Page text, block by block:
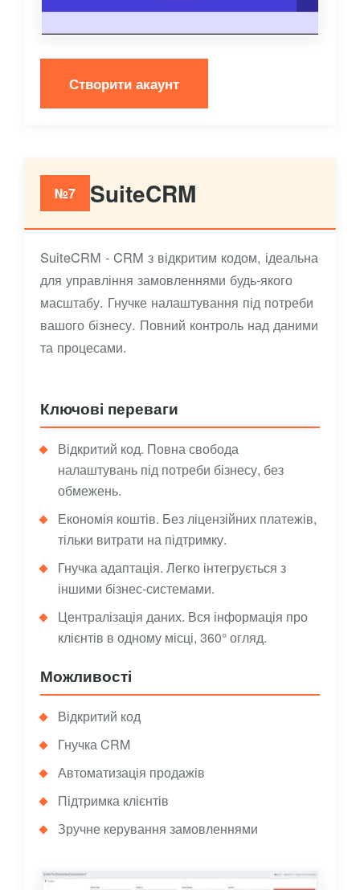
Створити акаунт
№7 SuiteCRM
SuiteCRM - CRM з відкритим кодом, ідеальна
для управління замовленнями будь-якого
масштабу. Гнучке налаштування під потреби
вашого бізнесу. Повний контроль над даними
та процесами.
Ключові переваги
Відкритий код. Повна свобода
налаштувань під потреби бізнесу, без
обмежень.
Економія коштів. Без ліцензійних платежів,
тільки витрати на підтримку.
Гнучка адаптація. Легко інтегрується з
іншими бізнес-системами.
Централізація даних. Вся інформація про
клієнтів в одному місці, 360° огляд.
Можливості
Відкритий код
Гнучка CRM
Автоматизація продажів
Підтримка клієнтів
Зручне керування замовленнями